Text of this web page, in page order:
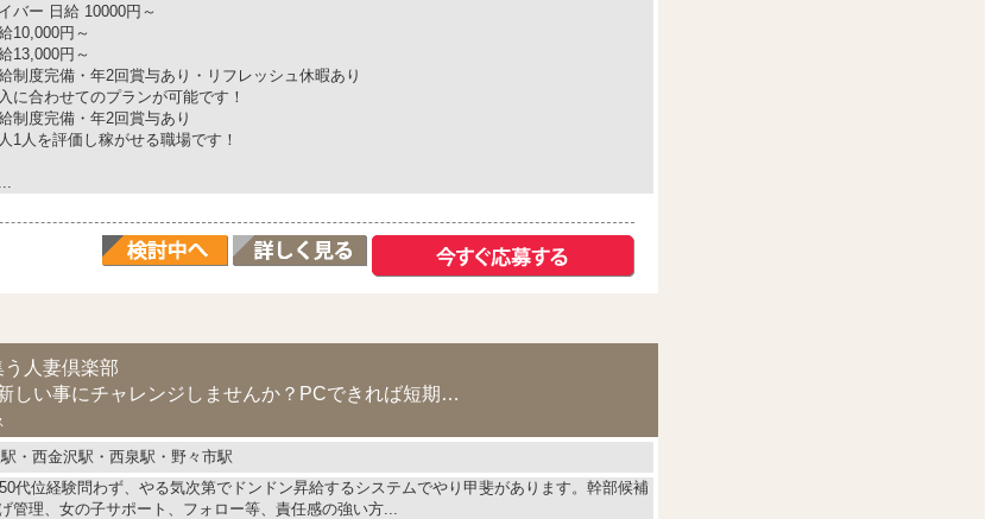
バー 日給 10000円～
10,000円～
13,000円～
制度完備・年2回賞与あり・リフレッシュ休暇あり
に合わせてのプランが可能です！
制度完備・年2回賞与あり
1人を評価し稼がせる職場です！
人妻倶楽部
【働きたい人大募集】一緒に新しい事にチャレンジしませんか？PCできれば短期間で昇格ＯＫ...
・西金沢駅・西泉駅・野々市駅
代位経験問わず、やる気次第でドンドン昇給するシステムでやり甲斐があります。幹部候補
管理、女の子サポート、フォロー等、責任感の強い方...